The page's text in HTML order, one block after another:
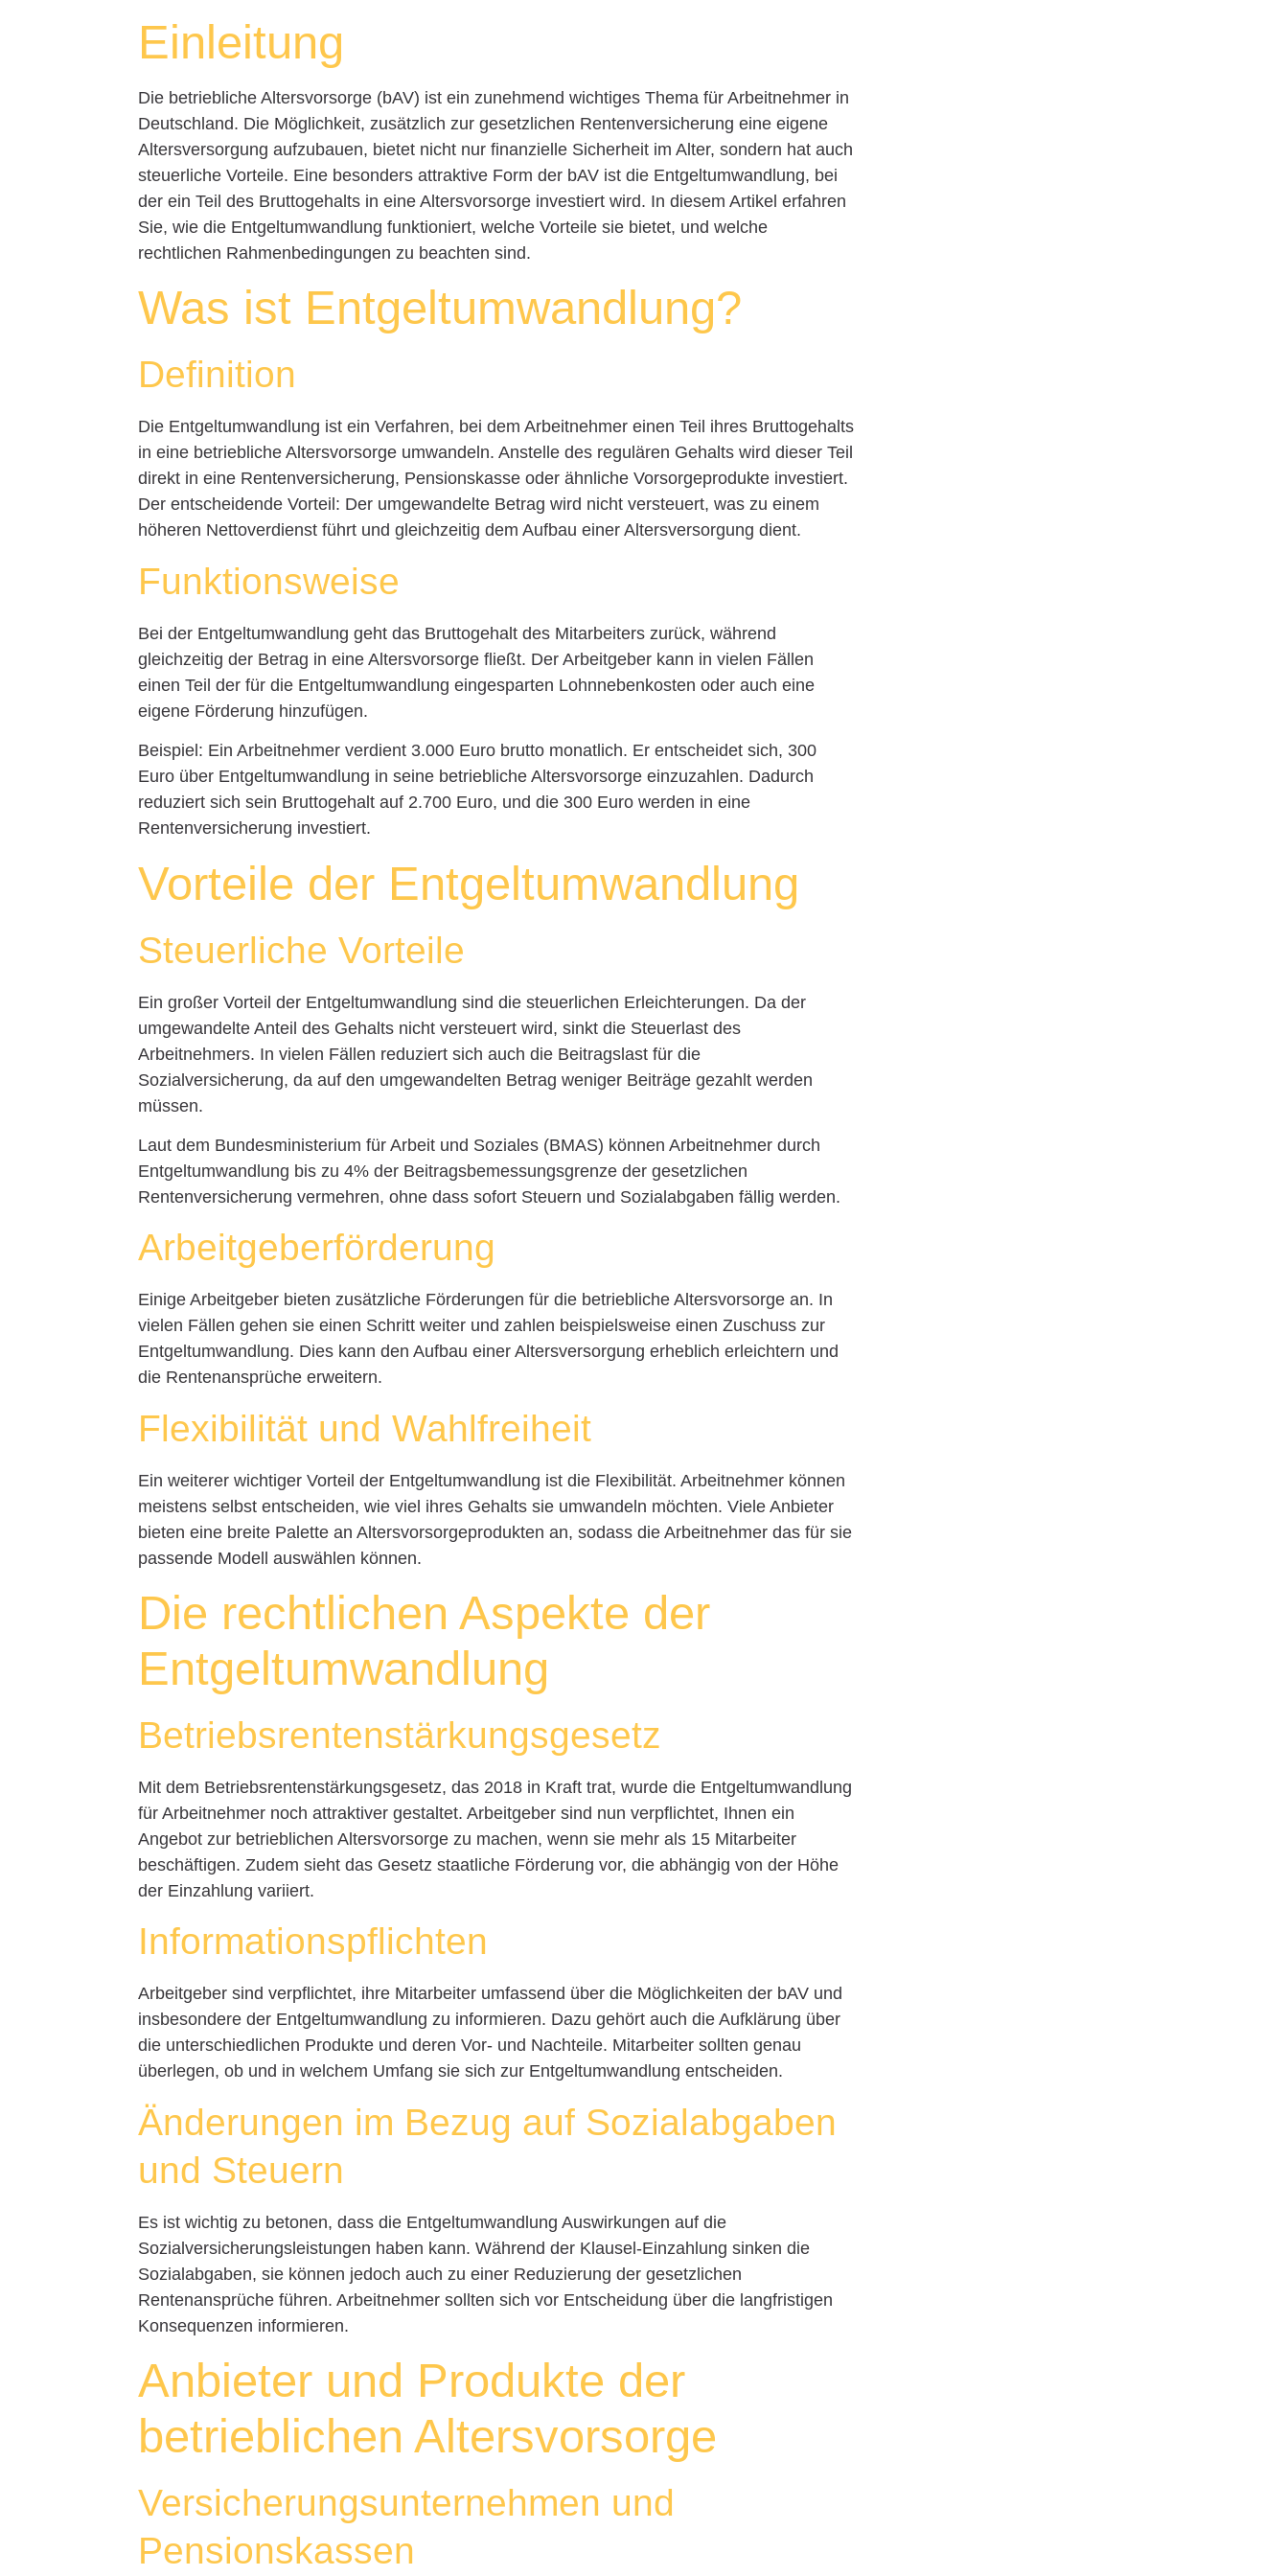
Einleitung
Die betriebliche Altersvorsorge (bAV) ist ein zunehmend wichtiges Thema für Arbeitnehmer in
Deutschland. Die Möglichkeit, zusätzlich zur gesetzlichen Rentenversicherung eine eigene
Altersversorgung aufzubauen, bietet nicht nur finanzielle Sicherheit im Alter, sondern hat auch
steuerliche Vorteile. Eine besonders attraktive Form der bAV ist die Entgeltumwandlung, bei
der ein Teil des Bruttogehalts in eine Altersvorsorge investiert wird. In diesem Artikel erfahren
Sie, wie die Entgeltumwandlung funktioniert, welche Vorteile sie bietet, und welche
rechtlichen Rahmenbedingungen zu beachten sind.
Was ist Entgeltumwandlung?
Definition
Die Entgeltumwandlung ist ein Verfahren, bei dem Arbeitnehmer einen Teil ihres Bruttogehalts
in eine betriebliche Altersvorsorge umwandeln. Anstelle des regulären Gehalts wird dieser Teil
direkt in eine Rentenversicherung, Pensionskasse oder ähnliche Vorsorgeprodukte investiert.
Der entscheidende Vorteil: Der umgewandelte Betrag wird nicht versteuert, was zu einem
höheren Nettoverdienst führt und gleichzeitig dem Aufbau einer Altersversorgung dient.
Funktionsweise
Bei der Entgeltumwandlung geht das Bruttogehalt des Mitarbeiters zurück, während
gleichzeitig der Betrag in eine Altersvorsorge fließt. Der Arbeitgeber kann in vielen Fällen
einen Teil der für die Entgeltumwandlung eingesparten Lohnnebenkosten oder auch eine
eigene Förderung hinzufügen.
Beispiel: Ein Arbeitnehmer verdient 3.000 Euro brutto monatlich. Er entscheidet sich, 300
Euro über Entgeltumwandlung in seine betriebliche Altersvorsorge einzuzahlen. Dadurch
reduziert sich sein Bruttogehalt auf 2.700 Euro, und die 300 Euro werden in eine
Rentenversicherung investiert.
Vorteile der Entgeltumwandlung
Steuerliche Vorteile
Ein großer Vorteil der Entgeltumwandlung sind die steuerlichen Erleichterungen. Da der
umgewandelte Anteil des Gehalts nicht versteuert wird, sinkt die Steuerlast des
Arbeitnehmers. In vielen Fällen reduziert sich auch die Beitragslast für die
Sozialversicherung, da auf den umgewandelten Betrag weniger Beiträge gezahlt werden
müssen.
Laut dem Bundesministerium für Arbeit und Soziales (BMAS) können Arbeitnehmer durch
Entgeltumwandlung bis zu 4% der Beitragsbemessungsgrenze der gesetzlichen
Rentenversicherung vermehren, ohne dass sofort Steuern und Sozialabgaben fällig werden.
Arbeitgeberförderung
Einige Arbeitgeber bieten zusätzliche Förderungen für die betriebliche Altersvorsorge an. In
vielen Fällen gehen sie einen Schritt weiter und zahlen beispielsweise einen Zuschuss zur
Entgeltumwandlung. Dies kann den Aufbau einer Altersversorgung erheblich erleichtern und
die Rentenansprüche erweitern.
Flexibilität und Wahlfreiheit
Ein weiterer wichtiger Vorteil der Entgeltumwandlung ist die Flexibilität. Arbeitnehmer können
meistens selbst entscheiden, wie viel ihres Gehalts sie umwandeln möchten. Viele Anbieter
bieten eine breite Palette an Altersvorsorgeprodukten an, sodass die Arbeitnehmer das für sie
passende Modell auswählen können.
Die rechtlichen Aspekte der
Entgeltumwandlung
Betriebsrentenstärkungsgesetz
Mit dem Betriebsrentenstärkungsgesetz, das 2018 in Kraft trat, wurde die Entgeltumwandlung
für Arbeitnehmer noch attraktiver gestaltet. Arbeitgeber sind nun verpflichtet, Ihnen ein
Angebot zur betrieblichen Altersvorsorge zu machen, wenn sie mehr als 15 Mitarbeiter
beschäftigen. Zudem sieht das Gesetz staatliche Förderung vor, die abhängig von der Höhe
der Einzahlung variiert.
Informationspflichten
Arbeitgeber sind verpflichtet, ihre Mitarbeiter umfassend über die Möglichkeiten der bAV und
insbesondere der Entgeltumwandlung zu informieren. Dazu gehört auch die Aufklärung über
die unterschiedlichen Produkte und deren Vor- und Nachteile. Mitarbeiter sollten genau
überlegen, ob und in welchem Umfang sie sich zur Entgeltumwandlung entscheiden.
Änderungen im Bezug auf Sozialabgaben
und Steuern
Es ist wichtig zu betonen, dass die Entgeltumwandlung Auswirkungen auf die
Sozialversicherungsleistungen haben kann. Während der Klausel-Einzahlung sinken die
Sozialabgaben, sie können jedoch auch zu einer Reduzierung der gesetzlichen
Rentenansprüche führen. Arbeitnehmer sollten sich vor Entscheidung über die langfristigen
Konsequenzen informieren.
Anbieter und Produkte der
betrieblichen Altersvorsorge
Versicherungsunternehmen und
Pensionskassen